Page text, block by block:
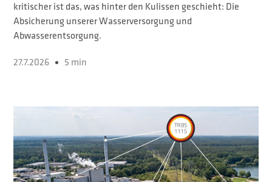
kritischer ist das, was hinter den Kulissen geschieht: Die
Absicherung unserer Wasserversorgung und
Abwasserentsorgung.
27.7.2026 5 min